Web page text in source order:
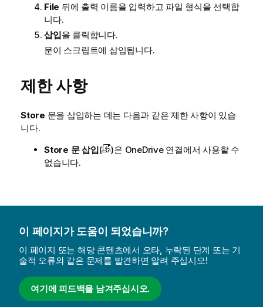
모
File 뒤에 출력 이름을 입력하고 파일 형식을 선택합
니다.
삽입을 클릭합니다.
문이 스크립트에 삽입됩니다.
제한 사항
Store 문을 삽입하는 데는 다음과 같은 제한 사항이 있습
니다.
Store 문 삽입(
)은 OneDrive 연결에서 사용할 수
없습니다.
이 페이지가 도움이 되었습니까?
이 페이지 또는 해당 콘텐츠에서 오타, 누락된 단계 또는 기
술적 오류와 같은 문제를 발견하면 알려 주십시오!
여기에 피드백을 남겨주십시오.